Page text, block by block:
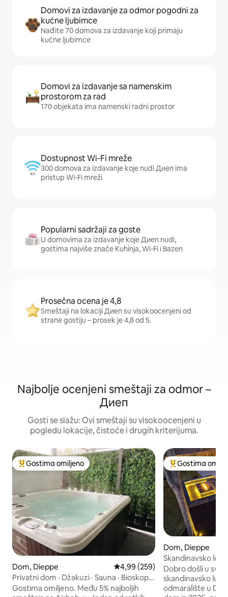
Domovi za izdavanje za odmor pogodni za
kućne ljubimce
Nađite 70 domova za izdavanje koji primaju
kućne ljubimce
Domovi za izdavanje sa namenskim
prostorom za rad
170 objekata ima namenski radni prostor
Dostupnost Wi-Fi mreže
300 domova za izdavanje koje nudi Диеп ima
pristup Wi-Fi mreži
Popularni sadržaji za goste
U domovima za izdavanje koje Диеп nudi,
gostima najviše znače Kuhinja, Wi-Fi i Bazen
Prosečna ocena je 4,8
Smeštaji na lokaciji Диеп su visokoocenjeni od
strane gostiju – prosek je 4,8 od 5.
Najbolje ocenjeni smeštaji za odmor –
Диеп
Gosti se slažu: Ovi smeštaji su visokoocenjeni u
pogledu lokacije, čistoće i drugih kriterijuma.
Najuspešniji među gostima omiljenim
Gostima omiljeno
Dom, Dieppe Prosečna ocena 4,99 od 5,
4,99 (259)
Privatni dom · Džakuzi · Sauna · Bioskop |
Najboljih 5%
Gostima omiljeno. Među 5% najboljih
Najuspešniji
Gostima
Dom, Dieppe
Skandinavsko
velnes | Dip
Dobro došli u
skandinavsko
odmaralište u Djepu. Ovaj